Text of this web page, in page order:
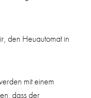
den Heuautomat in
mit einem
dass der